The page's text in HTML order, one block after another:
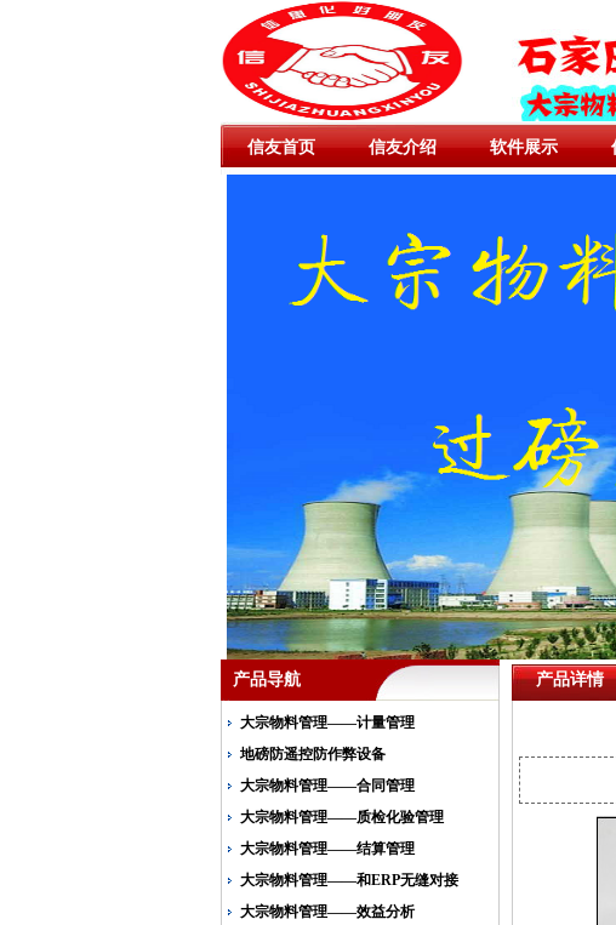
信友首页 信友介绍 软件展示
产品导航
大宗物料管理——计量管理
地磅防遥控防作弊设备
大宗物料管理——合同管理
大宗物料管理——质检化验管理
大宗物料管理——结算管理
大宗物料管理——和ERP无缝对接
大宗物料管理——效益分析
产品详情